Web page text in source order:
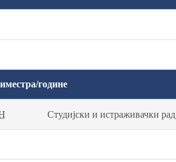
године
Студијски и истраживачки рад